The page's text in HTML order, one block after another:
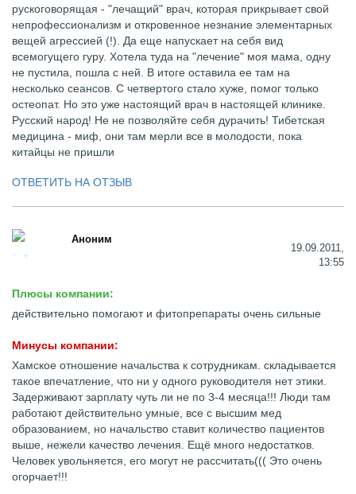
рускоговорящая - "лечащий" врач, которая прикрывает свой
непрофессионализм и откровенное незнание элементарных
вещей агрессией (!). Да еще напускает на себя вид
всемогущего гуру. Хотела туда на "лечение" моя мама, одну
не пустила, пошла с ней. В итоге оставила ее там на
несколько сеансов. С четвертого стало хуже, помог только
остеопат. Но это уже настоящий врач в настоящей клинике.
Русский народ! Не не позволяйте себя дурачить! Тибетская
медицина - миф, они там мерли все в молодости, пока
китайцы не пришли
ОТВЕТИТЬ НА ОТЗЫВ
Аноним
19.09.2011,
13:55
Плюсы компании:
действительно помогают и фитопрепараты очень сильные
Минусы компании:
Хамское отношение начальства к сотрудникам. складывается
такое впечатление, что ни у одного руководителя нет этики.
Задерживают зарплату чуть ли не по 3-4 месяца!!! Люди там
работают действительно умные, все с высшим мед
образованием, но начальство ставит количество пациентов
выше, нежели качество лечения. Ещё много недостатков.
Человек увольняется, его могут не рассчитать((( Это очень
огорчает!!!